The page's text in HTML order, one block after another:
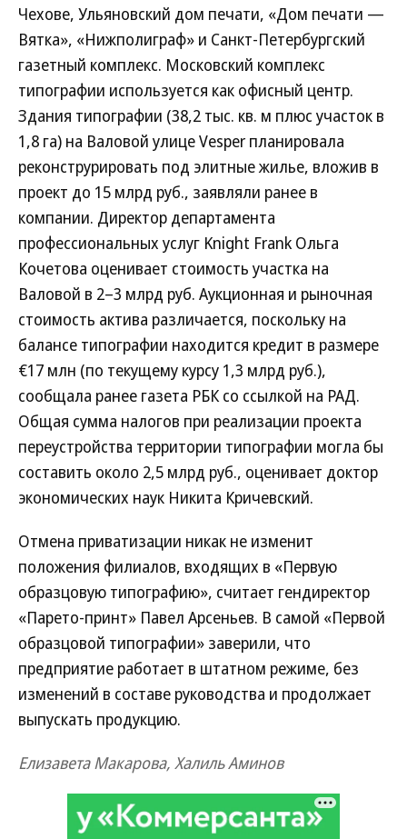
Чехове, Ульяновский дом печати, «Дом печати —
Вятка», «Нижполиграф» и Санкт-Петербургский
газетный комплекс. Московский комплекс
типографии используется как офисный центр.
Здания типографии (38,2 тыс. кв. м плюс участок в
1,8 га) на Валовой улице Vesper планировала
реконструрировать под элитные жилье, вложив в
проект до 15 млрд руб., заявляли ранее в
компании. Директор департамента
профессиональных услуг Knight Frank Ольга
Кочетова оценивает стоимость участка на
Валовой в 2–3 млрд руб. Аукционная и рыночная
стоимость актива различается, поскольку на
балансе типографии находится кредит в размере
€17 млн (по текущему курсу 1,3 млрд руб.),
сообщала ранее газета РБК со ссылкой на РАД.
Общая сумма налогов при реализации проекта
переустройства территории типографии могла бы
составить около 2,5 млрд руб., оценивает доктор
экономических наук Никита Кричевский.
Отмена приватизации никак не изменит
положения филиалов, входящих в «Первую
образцовую типографию», считает гендиректор
«Парето-принт» Павел Арсеньев. В самой «Первой
образцовой типографии» заверили, что
предприятие работает в штатном режиме, без
изменений в составе руководства и продолжает
выпускать продукцию.
Елизавета Макарова, Халиль Аминов